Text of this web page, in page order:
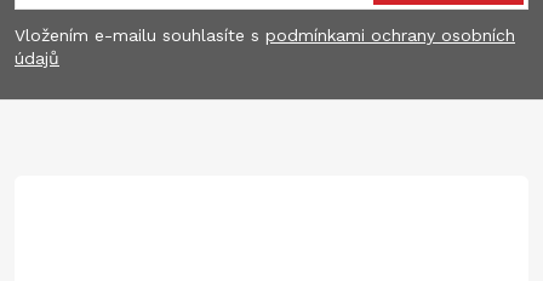
p
a
Vložením e-mailu souhlasíte s podmínkami ochrany osobních
údajů